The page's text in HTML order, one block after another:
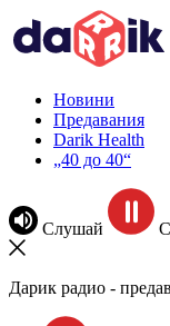
Новини
Предавания
Darik Health
„40 до 40“
Слушай
Дарик радио -